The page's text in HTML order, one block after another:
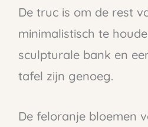
De truc is om de rest
minimalistisch te
sculpturale bank en
tafel zijn genoeg.
De feloranje bloemen